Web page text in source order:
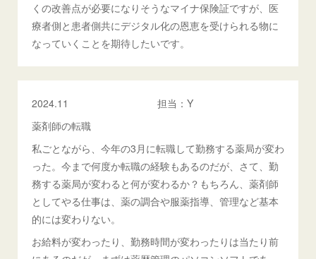
くの改善点が必要になりそうなマイナ保険証ですが、医
療者側と患者側共にデジタル化の恩恵を受けられる物に
なっていくことを期待したいです。
2024.11 担当：Y
薬剤師の転職
私ごとながら、今年の3月に転職して勤務する薬局が変わ
った。今まで何度か転職の経験もあるのだが、さて、勤
務する薬局が変わると何が変わるか？もちろん、薬剤師
としてやる仕事は、薬の調合や服薬指導、管理など基本
的には変わりない。
お給料が変わったり、勤務時間が変わったりは当たり前